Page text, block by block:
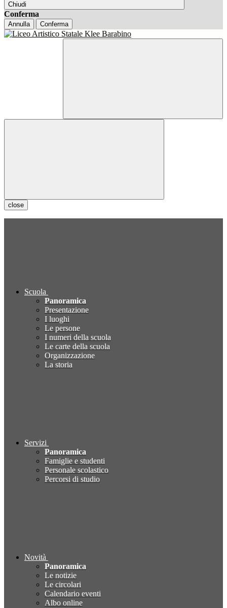
Chiudi
Conferma
Annulla Conferma
close
Scuola
Panoramica
Presentazione
I luoghi
Le persone
I numeri della scuola
Le carte della scuola
Organizzazione
La storia
Servizi
Panoramica
Famiglie e studenti
Personale scolastico
Percorsi di studio
Novità
Panoramica
Le notizie
Le circolari
Calendario eventi
Albo online